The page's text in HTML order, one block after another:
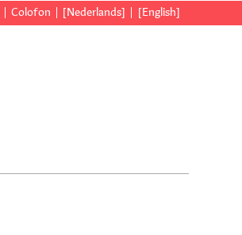
Colofon [Nederlands] [English]